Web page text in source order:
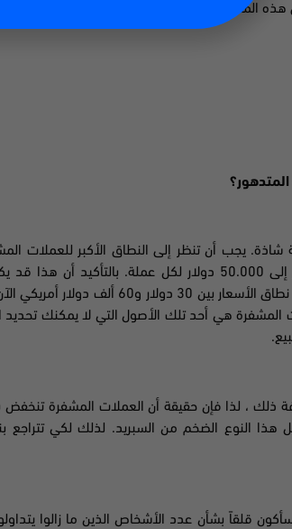
هذه المستويات. هذا لا يحدث. لذلك ستكون هناك
يجب أن تنظر إلى النطاق الأكبر للعملات
.000 دولار لكل عملة. بالتأكيد أن هذا قد
المتعلق به هائل. في الواقع يتراوح نطاق
المشفرة هي أحد تلك الأصول التي لا يمكنك تحديد
ذلك ، لذا فإن حقيقة أن العملات المشفرةتنخفض
قلقاً بشأن عدد الأشخاص الذين ما زالوا